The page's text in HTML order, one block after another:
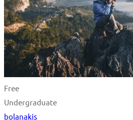
Free
Undergraduate
bolanakis